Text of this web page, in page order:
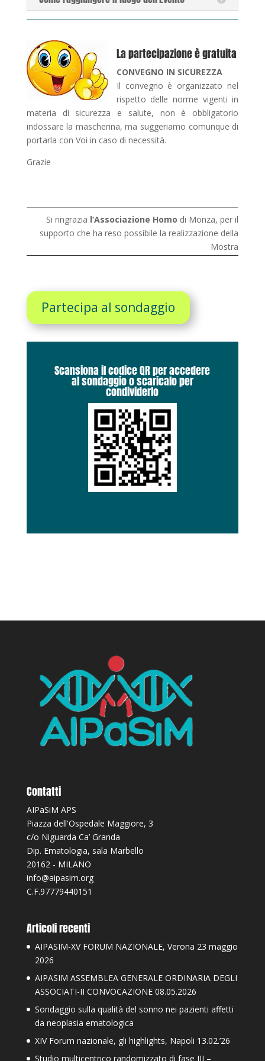
La partecipazione è gratuita
CONVEGNO IN SICUREZZA
Il convegno è organizzato nel
rispetto delle norme vigenti in
materia di sicurezza e salute, non è obbligatorio
indossare la mascherina, ma suggeriamo comunque di
portarla con Voi in caso di necessità.
Grazie
Si ringrazia l’Associazione Homo di Monza, per il
supporto che ha reso possibile la realizzazione della
Mostra
Partecipa al sondaggio
Scansiona il codice QR per accedere
al sondaggio o scaricalo per
condividerlo
Contatti
AIPaSiM APS
Piazza dell'Ospedale Maggiore, 3
c/o Niguarda Ca’ Granda
Dip. Ematologia, sala Marbello
20162 - MILANO
info@aipasim.org
C.F.97779440151
Articoli recenti
AIPASIM-XV FORUM NAZIONALE, Verona 23 maggio
2026
AIPASIM ASSEMBLEA GENERALE ORDINARIA DEGLI
ASSOCIATI-II CONVOCAZIONE 08.05.2026
Sondaggio sulla qualità del sonno nei pazienti affetti
da neoplasia ematologica
XIV Forum nazionale, gli highlights, Napoli 13.02.’26
Studio multicentrico randomizzato di fase III –